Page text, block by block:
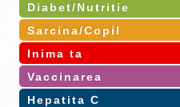
Diabet/Nutritie
Sarcina/Copil
Inima ta
Vaccinarea
Hepatita C